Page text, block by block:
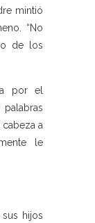
mintió
“No
de los
por el
a
le
hijos